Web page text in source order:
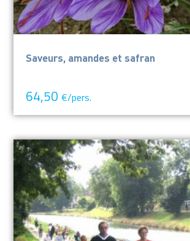
Saveurs, amandes et safran
64,50 €/pers.